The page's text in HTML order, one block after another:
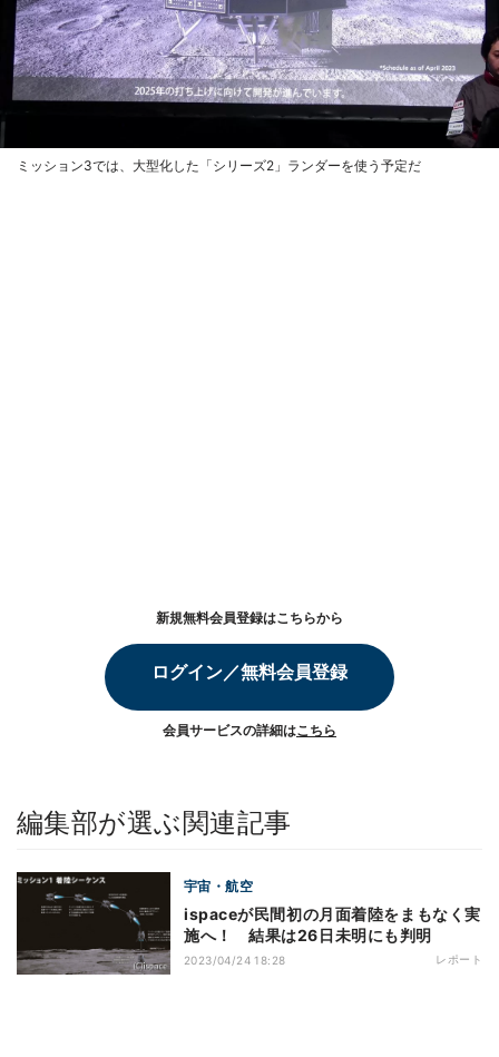
ミッション3では、大型化した「シリーズ2」ランダーを使う予定だ
新規無料会員登録はこちらから
ログイン／無料会員登録
会員サービスの詳細はこちら
編集部が選ぶ関連記事
宇宙・航空
ispaceが民間初の月面着陸をまもなく実
施へ！ 結果は26日未明にも判明
2023/04/24 18:28 レポート